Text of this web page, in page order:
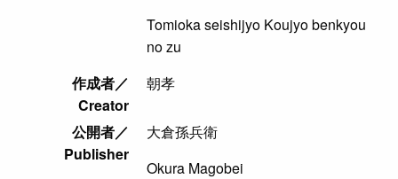
Tomioka seishijyo Koujyo benkyou
no zu
作成者／
Creator
朝孝
公開者／
Publisher
大倉孫兵衛
Okura Magobei